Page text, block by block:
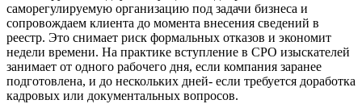
саморегулируемую организацию под задачи бизнеса и
сопровождаем клиента до момента внесения сведений в
реестр. Это снимает риск формальных отказов и экономит
недели времени. На практике вступление в СРО изыскателей
занимает от одного рабочего дня, если компания заранее
подготовлена, и до нескольких дней- если требуется доработка
кадровых или документальных вопросов.